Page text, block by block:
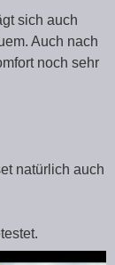
sich auch
Auch nach
noch sehr
natürlich auch